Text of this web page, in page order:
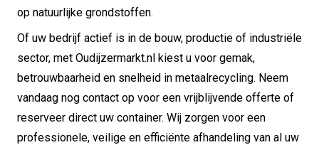
op natuurlijke grondstoffen.
Of uw bedrijf actief is in de bouw, productie of industriële
sector, met Oudijzermarkt.nl kiest u voor gemak,
betrouwbaarheid en snelheid in metaalrecycling. Neem
vandaag nog contact op voor een vrijblijvende offerte of
reserveer direct uw container. Wij zorgen voor een
professionele, veilige en efficiënte afhandeling van al uw